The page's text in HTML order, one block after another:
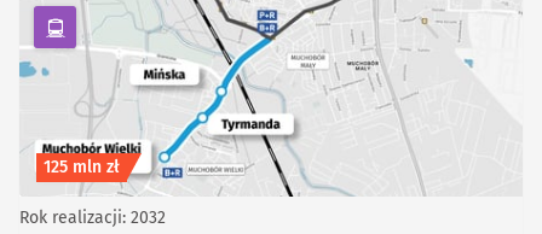
kategoria Komunikacja zbiorowa
Koszt inwestycji
125 mln zł
Rok realizacji: 2032